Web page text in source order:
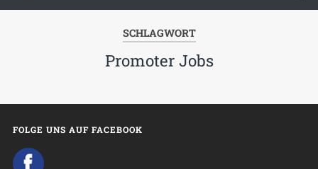
SCHLAGWORT
Promoter Jobs
FOLGE UNS AUF FACEBOOK